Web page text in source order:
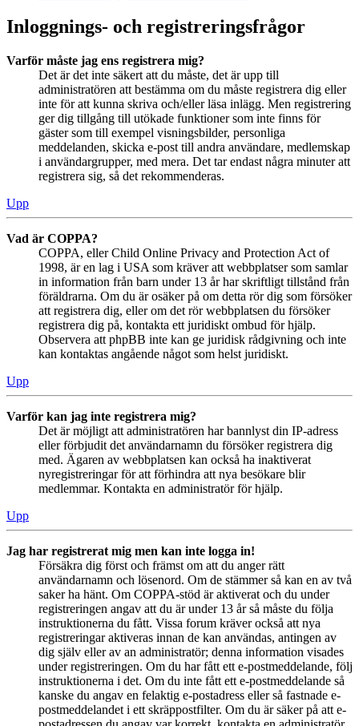
Inloggnings- och registreringsfrågor
Varför måste jag ens registrera mig?
Det är det inte säkert att du måste, det är upp till
administratören att bestämma om du måste registrera dig eller
inte för att kunna skriva och/eller läsa inlägg. Men registrering
ger dig tillgång till utökade funktioner som inte finns för
gäster som till exempel visningsbilder, personliga
meddelanden, skicka e-post till andra användare, medlemskap
i användargrupper, med mera. Det tar endast några minuter att
registrera sig, så det rekommenderas.
Upp
Vad är COPPA?
COPPA, eller Child Online Privacy and Protection Act of
1998, är en lag i USA som kräver att webbplatser som samlar
in information från barn under 13 år har skriftligt tillstånd från
föräldrarna. Om du är osäker på om detta rör dig som försöker
att registrera dig, eller om det rör webbplatsen du försöker
registrera dig på, kontakta ett juridiskt ombud för hjälp.
Observera att phpBB inte kan ge juridisk rådgivning och inte
kan kontaktas angående något som helst juridiskt.
Upp
Varför kan jag inte registrera mig?
Det är möjligt att administratören har bannlyst din IP-adress
eller förbjudit det användarnamn du försöker registrera dig
med. Ägaren av webbplatsen kan också ha inaktiverat
nyregistreringar för att förhindra att nya besökare blir
medlemmar. Kontakta en administratör för hjälp.
Upp
Jag har registrerat mig men kan inte logga in!
Försäkra dig först och främst om att du anger rätt
användarnamn och lösenord. Om de stämmer så kan en av två
saker ha hänt. Om COPPA-stöd är aktiverat och du under
registreringen angav att du är under 13 år så måste du följa
instruktionerna du fått. Vissa forum kräver också att nya
registreringar aktiveras innan de kan användas, antingen av
dig själv eller av an administratör; denna information visades
under registreringen. Om du har fått ett e-postmeddelande, följ
instruktionerna i det. Om du inte fått ett e-postmeddelande så
kanske du angav en felaktig e-postadress eller så fastnade e-
postmeddelandet i ett skräppostfilter. Om du är säker på att e-